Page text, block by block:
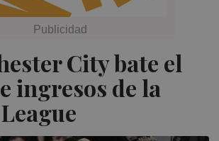
City bate el
ingresos de la